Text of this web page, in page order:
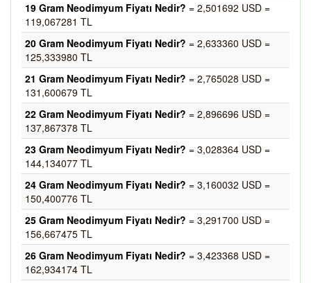
19 Gram Neodimyum Fiyatı Nedir? = 2,501692 USD =
119,067281 TL
20 Gram Neodimyum Fiyatı Nedir? = 2,633360 USD =
125,333980 TL
21 Gram Neodimyum Fiyatı Nedir? = 2,765028 USD =
131,600679 TL
22 Gram Neodimyum Fiyatı Nedir? = 2,896696 USD =
137,867378 TL
23 Gram Neodimyum Fiyatı Nedir? = 3,028364 USD =
144,134077 TL
24 Gram Neodimyum Fiyatı Nedir? = 3,160032 USD =
150,400776 TL
25 Gram Neodimyum Fiyatı Nedir? = 3,291700 USD =
156,667475 TL
26 Gram Neodimyum Fiyatı Nedir? = 3,423368 USD =
162,934174 TL